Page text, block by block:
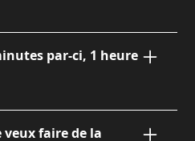
chaque intervention, je
:
"Intervention du 12
8h"
. Vous savez toujours
par-ci, 1 heure
! Contrairement aux
qui demandent souvent
veux faire de la